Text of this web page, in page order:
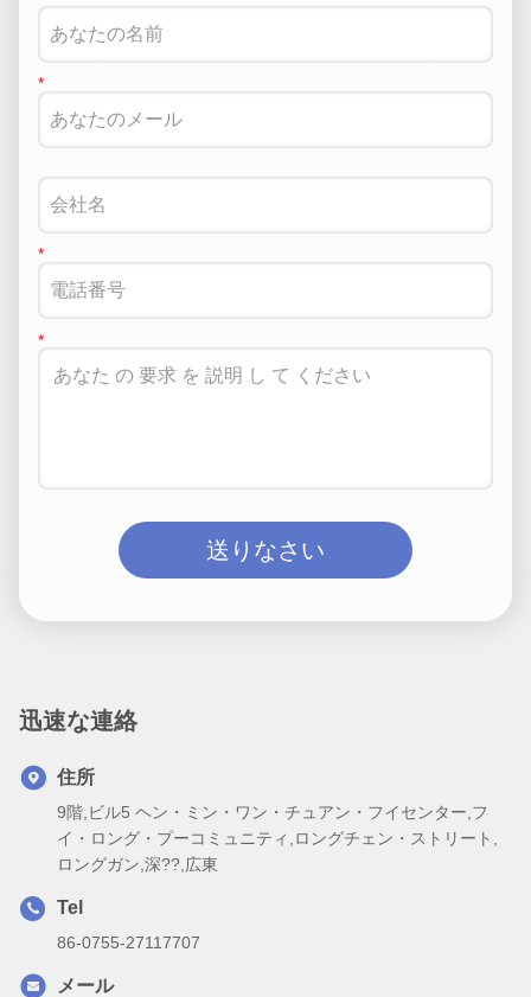
送りなさい
迅速な連絡
住所
9階,ビル5 ヘン・ミン・ワン・チュアン・フイセンター,フ
イ・ロング・プーコミュニティ,ロングチェン・ストリート,
ロングガン,深??,広東
Tel
86-0755-27117707
メール